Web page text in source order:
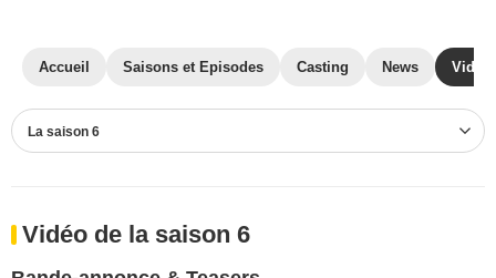
Accueil Saisons et Episodes Casting News
La saison 6
Vidéo de la saison 6